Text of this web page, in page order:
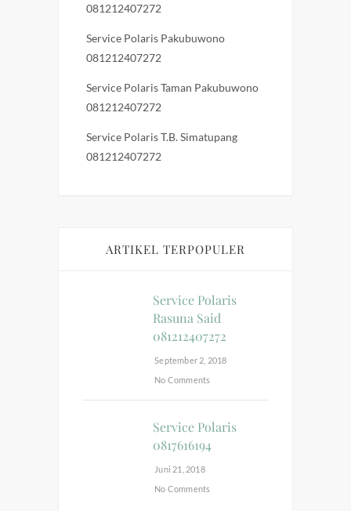
081212407272
Service Polaris Pakubuwono
081212407272
Service Polaris Taman Pakubuwono
081212407272
Service Polaris T.B. Simatupang
081212407272
ARTIKEL TERPOPULER
Service Polaris
Rasuna Said
081212407272
September 2, 2018
No Comments
Service Polaris
0817616194
Juni 21, 2018
No Comments